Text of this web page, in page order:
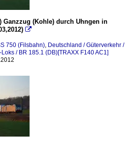
Ganzzug (Kohle) durch Uhngen in

750 (Filsbahn), Deutschland / Güterverkehr /
/ BR 185.1 (DB)[TRAXX F140 AC1]